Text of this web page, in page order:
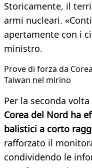
Storicamente, il
armi nucleari.
apertamente con i
ministro.
Prove di forza da
Taiwan nel mirino
Per la seconda
Corea del Nord ha
balistici a corto
rafforzato il
condividendo le